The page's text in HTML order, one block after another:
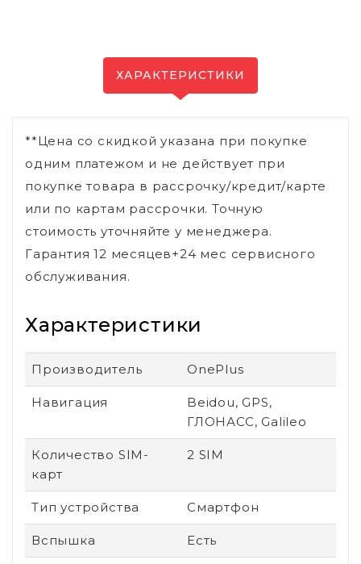
ХАРАКТЕРИСТИКИ
**Цена со скидкой указана при покупке
одним платежом и не действует при
покупке товара в рассрочку/кредит/карте
или по картам рассрочки. Точную
стоимость уточняйте у менеджера.
Гарантия 12 месяцев+24 мес сервисного
обслуживания.
Характеристики
Производитель OnePlus
Навигация
Beidou, GPS,
ГЛОНАСС, Galileo
Количество SIM-
карт
2 SIM
Тип устройства Смартфон
Вспышка Есть